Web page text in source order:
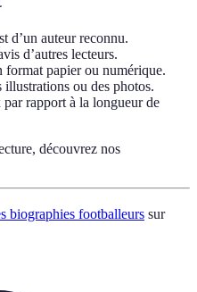
d’un auteur reconnu.
d’autres lecteurs.
papier ou numérique.
ou des photos.
rapport à la longueur de
découvrez nos
biographies footballeurs sur